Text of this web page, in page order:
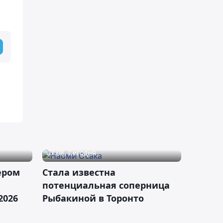
07:08, Сегодня
Cтала известна
потенциальная соперница
Рыбакиной в Торонто